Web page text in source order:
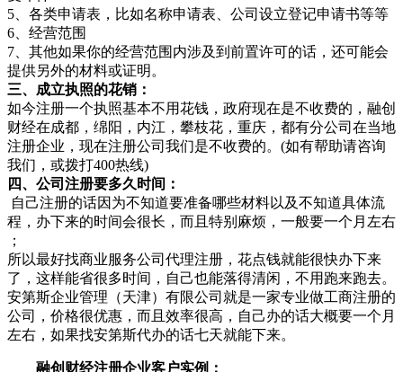
5、各类申请表，比如名称申请表、公司设立登记申请书等等
6、经营范围
7、其他如果你的经营范围内涉及到前置许可的话，还可能会
提供另外的材料或证明。
三、成立执照的花销：
如今注册一个执照基本不用花钱，政府现在是不收费的，融创
财经在成都，绵阳，内江，攀枝花，重庆，都有分公司在当地
注册企业，现在注册公司我们是不收费的。(如有帮助请咨询
我们，或拨打400热线)
四、公司注册要多久时间：
自己注册的话因为不知道要准备哪些材料以及不知道具体流
程，办下来的时间会很长，而且特别麻烦，一般要一个月左右
；
所以最好找商业服务公司代理注册，花点钱就能很快办下来
了，这样能省很多时间，自己也能落得清闲，不用跑来跑去。
安第斯企业管理（天津）有限公司就是一家专业做工商注册的
公司，价格很优惠，而且效率很高，自己办的话大概要一个月
左右，如果找安第斯代办的话七天就能下来。
融创财经注册企业客户实例：